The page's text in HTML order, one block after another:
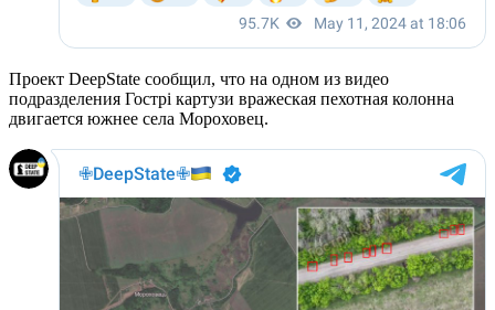
Проект DeepState сообщил, что на одном из видео
подразделения Гострі картузи вражеская пехотная колонна
двигается южнее села Мороховец.